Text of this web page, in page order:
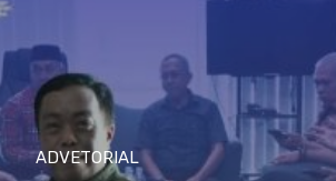
ADVETORIAL